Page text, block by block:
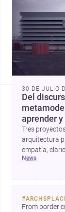
30 DE JULIO
Del
aprender
Tres
arquitectura
empatía,
metamoderna
news
#
From border